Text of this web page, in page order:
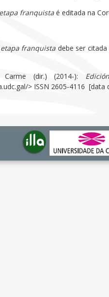
franquista é editada na
franquista debe ser
Carme (dir.) (2014-):
> ISSN 2605-4116